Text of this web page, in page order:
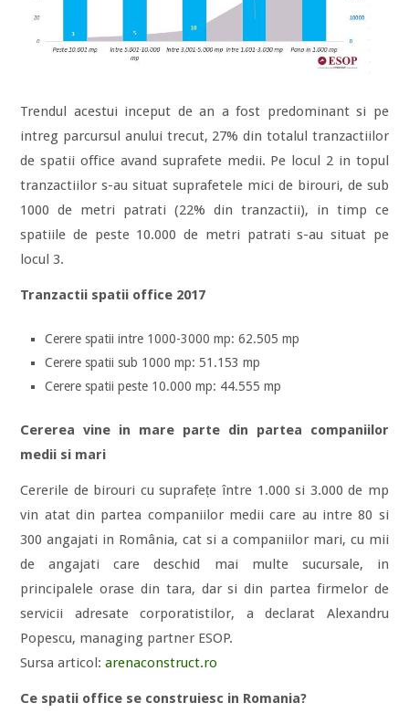
Trendul acestui inceput de an a fost predominant si pe
intreg parcursul anului trecut, 27% din totalul tranzactiilor
de spatii office avand suprafete medii. Pe locul 2 in topul
tranzactiilor s-au situat suprafetele mici de birouri, de sub
1000 de metri patrati (22% din tranzactii), in timp ce
spatiile de peste 10.000 de metri patrati s-au situat pe
locul 3.
Tranzactii spatii office 2017
Cerere spatii intre 1000-3000 mp: 62.505 mp
Cerere spatii sub 1000 mp: 51.153 mp
Cerere spatii peste 10.000 mp: 44.555 mp
Cererea vine in mare parte din partea companiilor
medii si mari
Cererile de birouri cu suprafețe între 1.000 si 3.000 de mp
vin atat din partea companiilor medii care au intre 80 si
300 angajati in România, cat si a companiilor mari, cu mii
de angajati care deschid mai multe sucursale, in
principalele orase din tara, dar si din partea firmelor de
servicii adresate corporatistilor, a declarat Alexandru
Popescu, managing partner ESOP.
Sursa articol:arenaconstruct.ro
Ce spatii office se construiesc in Romania?